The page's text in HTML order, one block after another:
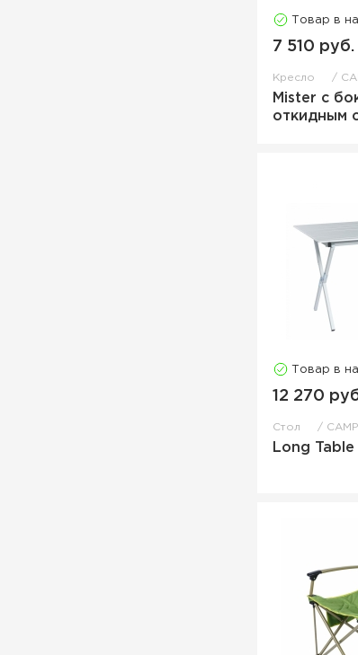
Товар в
7 510 руб.
Кресло
Mister с
откидным
Товар в
12 270
Стол
Long Table